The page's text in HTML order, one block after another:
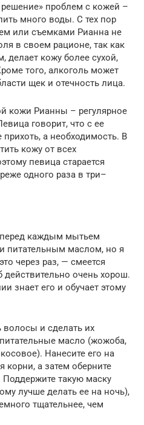
проблем с кожей –
много воды. С тех пор
или съемками Рианна не
в своем рационе, так как
делает кожу более сухой,
того, алкоголь может
щек и отечность лица.
кожи Рианны – регулярное
говорит, что с ее
а необходимость. В
кожу от всех
певица старается
одного раза в три–
каждым мытьем
питательным маслом, но я
через раз, — смеется
очень хорош.
знает его и обучает этому
волосы и сделать их
масло (жожоба,
Нанесите его на
корни, а затем оберните
такую маску
лучше делать ее на ночь),
тщательнее, чем